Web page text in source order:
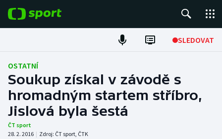
SLEDOVAT
Fotbal
Hokej
Tenis
Atletika
OSTATNÍ
Soukup získal v závodě s
hromadným startem stříbro,
Jislová byla šestá
ČT sport
28. 2. 2016 | Zdroj: ČT sport, ČTK